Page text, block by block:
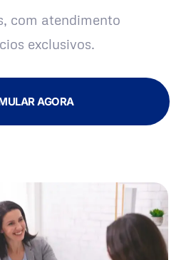
com atendimento
exclusivos.
AGORA